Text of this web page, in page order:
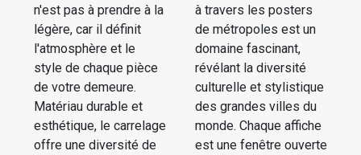
n'est pas à prendre à la
légère, car il définit
l'atmosphère et le
style de chaque pièce
de votre demeure.
Matériau durable et
esthétique, le carrelage
offre une diversité de
à travers les posters
de métropoles est un
domaine fascinant,
révélant la diversité
culturelle et stylistique
des grandes villes du
monde. Chaque affiche
est une fenêtre ouverte